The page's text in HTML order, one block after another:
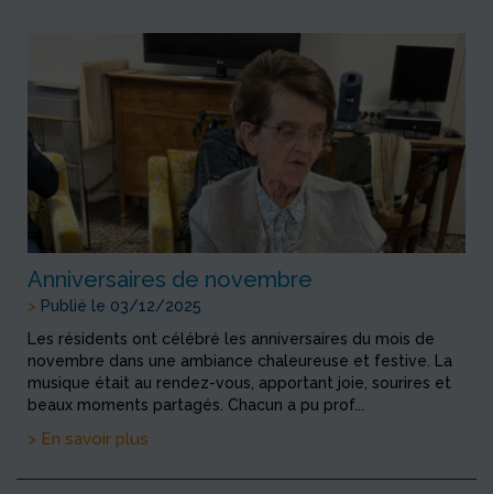
Anniversaires de novembre
> Publié le 03/12/2025
Les résidents ont célébré les anniversaires du mois de
novembre dans une ambiance chaleureuse et festive. La
musique était au rendez-vous, apportant joie, sourires et
beaux moments partagés. Chacun a pu prof...
> En savoir plus